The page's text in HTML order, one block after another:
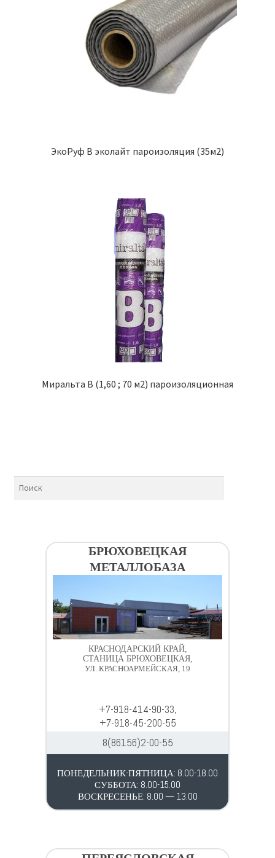
ЭкоРуф B эколайт пароизоляция (35м2)
Миральта B (1,60 ; 70 м2) пароизоляционная
БРЮХОВЕЦКАЯ
МЕТАЛЛОБАЗА
КРАСНОДАРСКИЙ КРАЙ,
СТАНИЦА БРЮХОВЕЦКАЯ,
УЛ. КРАСНОАРМЕЙСКАЯ, 19
+7-918-414-90-33,
+7-918-45-200-55
8(86156)2-00-55
ПОНЕДЕЛЬНИК-ПЯТНИЦА: 8.00-18.00
СУББОТА: 8.00-15.00
ВОСКРЕСЕНЬЕ: 8.00 — 13.00